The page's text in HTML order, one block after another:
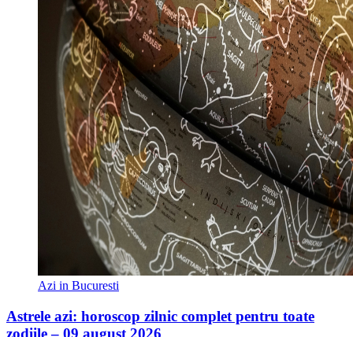
Azi in Bucuresti
Astrele azi: horoscop zilnic complet pentru toate
zodiile – 09 august 2026